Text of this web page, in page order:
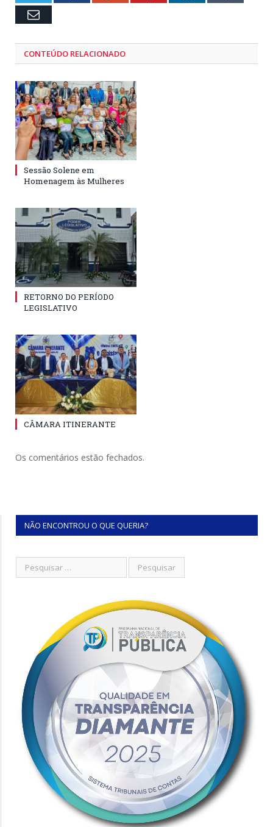
Email
CONTEÚDO RELACIONADO
Sessão Solene em
Homenagem às Mulheres
RETORNO DO PERÍODO
LEGISLATIVO
CÂMARA ITINERANTE
Os comentários estão fechados.
NÃO ENCONTROU O QUE QUERIA?